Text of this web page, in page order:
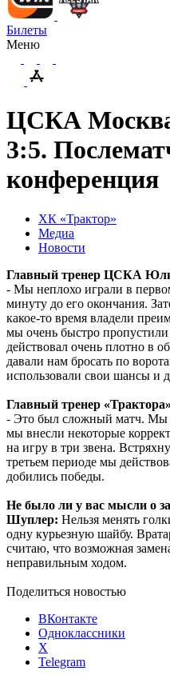
Билеты
Меню
ЦСКА
3:5.
конференция
ХК «Трактор»
Медиа
Новости
Главный тренер ЦСКА
- Мы неплохо играли в
минуту до его окончания.
какое-то время владели
мы очень быстро
действовал очень плотно в
давали нам бросать по
использовали свои шансы и
Главный тренер
- Это был сложный матч. Мы
мы внесли некоторые
на игру в три звена.
третьем периоде мы
добились победы.
Не было ли у вас мысли о
Шуплер: Нельзя менять
одну курьезную шайбу.
считаю, что возможная
неправильным ходом.
Поделиться новостью
ВКонтакте
Одноклассники
X
Telegram